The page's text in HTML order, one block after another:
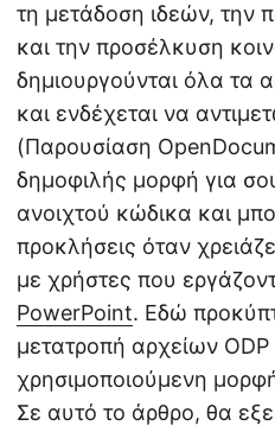
τη μετάδοση ιδεών, την
και την προσέλκυση
δημιουργούνται όλα τα
και ενδέχεται να
(Παρουσίαση
δημοφιλής μορφή για
ανοιχτού κώδικα και
προκλήσεις όταν
με χρήστες που
PowerPoint. Εδώ
μετατροπή αρχείων
χρησιμοποιούμενη
Σε αυτό το άρθρο, θα